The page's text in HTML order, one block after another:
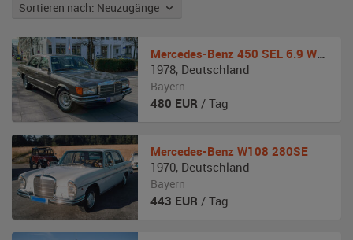
Sortieren nach: Neuzugänge
Mercedes-Benz 450 SEL 6.9 W116
1978, Deutschland
Bayern
480 EUR / Tag
Mercedes-Benz W108 280SE
1970, Deutschland
Bayern
443 EUR / Tag